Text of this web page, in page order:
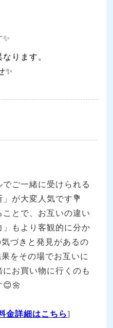
ります。
✨
ご一緒に受けられる
」が大変人気です💐
とで、お互いの違い
もより客観的に分か
づきと発見があるの
をその場でお互いに
お買い物に行くのも
😊🌼
金詳細はこちら]